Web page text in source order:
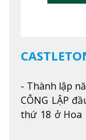
- Thành lập
CÔNG LẬP
thứ 18 ở Hoa